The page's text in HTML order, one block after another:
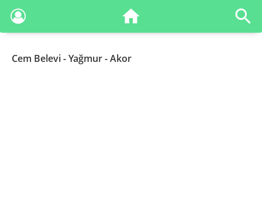
Cem Belevi- Yağmur - Akor